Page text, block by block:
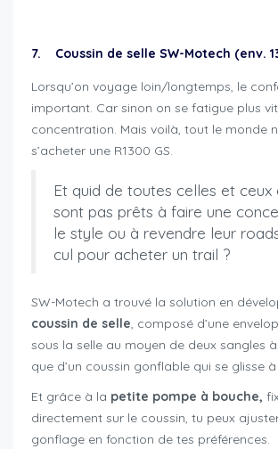
7. Coussin de selle SW-Motech (env.
Lorsqu’on voyage loin/longtemps, le
important. Car sinon on se fatigue plus
concentration. Mais voilà, tout le monde
s’acheter une R1300 GS.
Et quid de toutes celles et ceux
sont pas prêts à faire une
le style ou à revendre leur
cul pour acheter un trail ?
SW-Motech a trouvé la solution en
coussin de selle, composé d’une
sous la selle au moyen de deux sangles
que d’un coussin gonflable qui se glisse à
Et grâce à la petite pompe à bouche,
directement sur le coussin, tu peux
gonflage en fonction de tes préférences.